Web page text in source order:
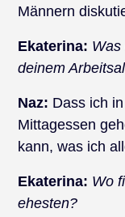
Männern
Ekaterina: Was
deinem
Naz: Dass ich
Mittagessen
kann, was ich
Ekaterina: Wo
ehesten?